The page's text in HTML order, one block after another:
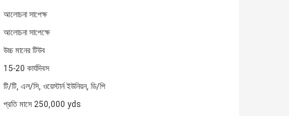
আলোচনা সাপেক্ষ
আলোচনা সাপেক্ষে
উচ্চ মানের টিউব
15-20 কার্যদিবস
টি/টি, এল/সি, ওয়েস্টার্ন ইউনিয়ন, ডি/পি
প্রতি মাসে 250,000 yds